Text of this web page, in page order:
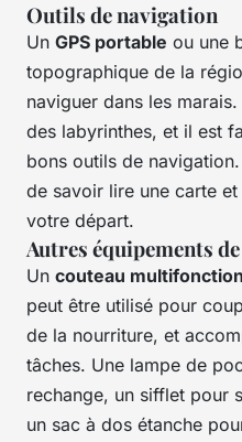
Outils de navigation
Un GPS portable ou une
topographique de la
naviguer dans les
des labyrinthes, et il est
bons outils de
de savoir lire une carte
votre départ.
Autres équipements
Un couteau multifonction
peut être utilisé pour
de la nourriture, et
tâches. Une lampe de
rechange, un sifflet pour
un sac à dos étanche